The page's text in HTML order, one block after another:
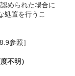
められた場合に
処置を行うこ
参照］
不明）